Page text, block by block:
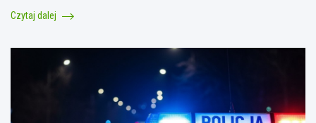
Czytaj dalej